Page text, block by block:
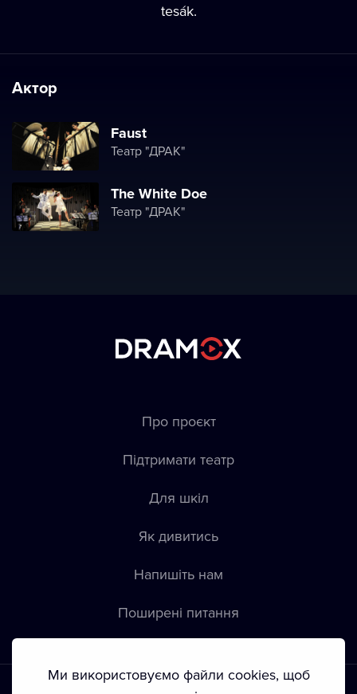
tesák.
Актор
Faust
Театр "ДРАК"
The White Doe
Театр "ДРАК"
Про проєкт
Підтримати театр
Для шкіл
Як дивитись
Напишіть нам
Пoширені питання
Ми використовуємо файли cookies, щоб